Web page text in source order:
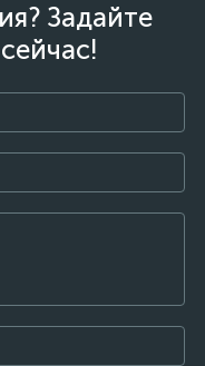
Задайте